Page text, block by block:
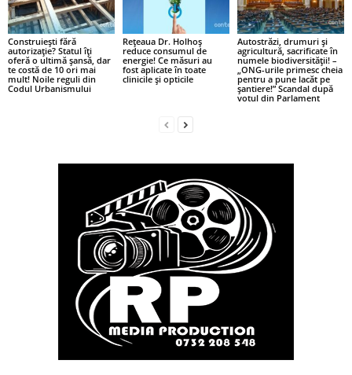
Construiești fără
autorizație? Statul îți
oferă o ultimă șansă, dar
te costă de 10 ori mai
mult! Noile reguli din
Codul Urbanismului
Rețeaua Dr. Holhoș
reduce consumul de
energie! Ce măsuri au
fost aplicate în toate
clinicile și opticile
Autostrăzi, drumuri și
agricultură, sacrificate în
numele biodiversității! –
„ONG-urile primesc cheia
pentru a pune lacăt pe
șantiere!” Scandal după
votul din Parlament